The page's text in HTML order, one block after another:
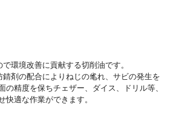
環境改善に貢献する切削油です。
剤の配合によりねじの毟れ、サビの発生を
の精度を保ちチェザー、ダイス、ドリル等、
快適な作業ができます。